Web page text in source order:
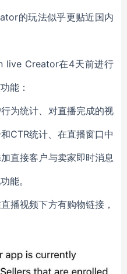
的玩法似乎更贴近国内
live Creator在4天前进行
能：
为统计、对直播完成的视
CTR统计、在直播窗口中
直接客户与卖家即时消息
能。
播视频下方有购物链接，